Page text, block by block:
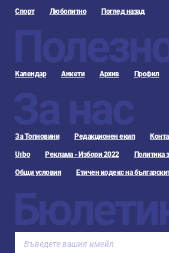
Спорт Любопитно Поглед назад
Календар Анкети Архив Профил
За нас
За Топновини Редакционен екип
Urbo Реклама - Избори 2022 Политика
Общи условия Етичен кодекс на